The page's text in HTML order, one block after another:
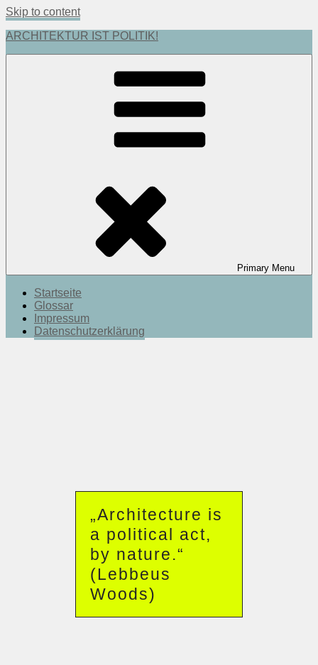
Skip to content
ARCHITEKTUR IST POLITIK!
Primary Menu
Startseite
Glossar
Impressum
Datenschutzerklärung
„Architecture is
a political act,
by nature.“
(Lebbeus
Woods)